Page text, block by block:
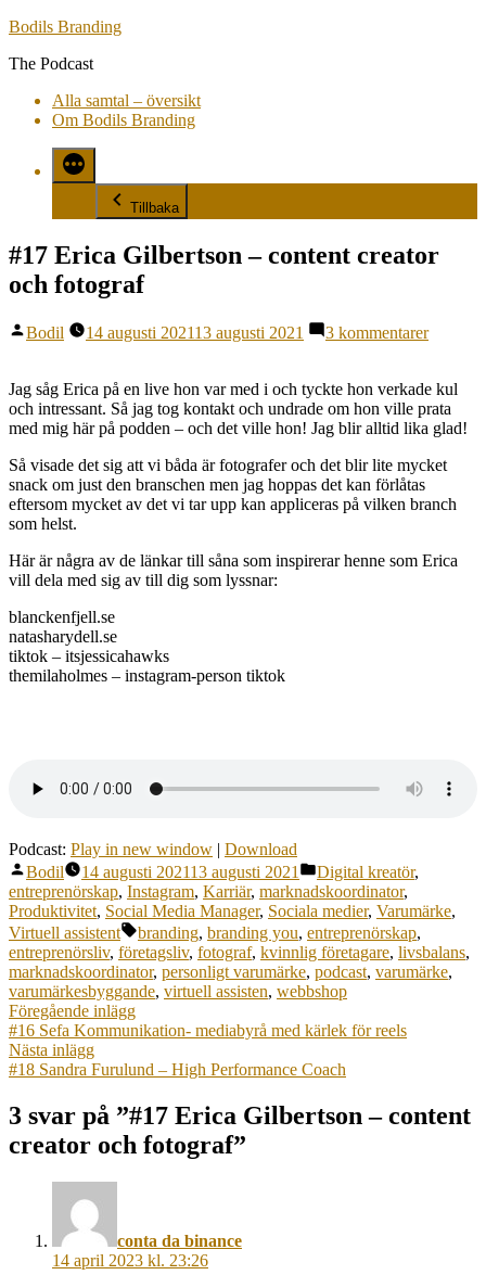
Hoppa
innehåll
Bodils Branding
The Podcast
Alla samtal – översikt
Om Bodils Branding
Tillbaka
#17 Erica Gilbertson – content creator
och fotograf
Publicerat
Bodil 14 augusti 202113 augusti 2021 3 kommentarertill
–
content
och
Jag såg Erica på en live hon var med i och tyckte hon verkade kul
och intressant. Så jag tog kontakt och undrade om hon ville prata
med mig här på podden – och det ville hon! Jag blir alltid lika glad!
Så visade det sig att vi båda är fotografer och det blir lite mycket
snack om just den branschen men jag hoppas det kan förlåtas
eftersom mycket av det vi tar upp kan appliceras på vilken branch
som helst.
Här är några av de länkar till såna som inspirerar henne som Erica
vill dela med sig av till dig som lyssnar:
blanckenfjell.se
natasharydell.se
tiktok – itsjessicahawks
themilaholmes – instagram-person tiktok
Podcast: Play in new window | Download
Publicerat
av
Bodil 14 augusti 202113 augusti 2021
Publicerat
i
Digital kreatör,
entreprenörskap, Instagram, Karriär, marknadskoordinator,
Produktivitet, Social Media Manager, Sociala medier, Varumärke,
Virtuell assistent
Etiketter:
branding, branding you, entreprenörskap,
entreprenörsliv, företagsliv, fotograf, kvinnlig företagare, livsbalans,
marknadskoordinator, personligt varumärke, podcast, varumärke,
varumärkesbyggande, virtuell assisten, webbshop
Inläggsnavigering
Föregående inläggFöregående
inlägg:
#16 Sefa Kommunikation- mediabyrå med kärlek för reels
Nästa inläggNästa
inlägg:
#18 Sandra Furulund – High Performance Coach
3 svar på ”#17 Erica Gilbertson – content
creator och fotograf”
conta da binance
14 april 2023 kl. 23:26